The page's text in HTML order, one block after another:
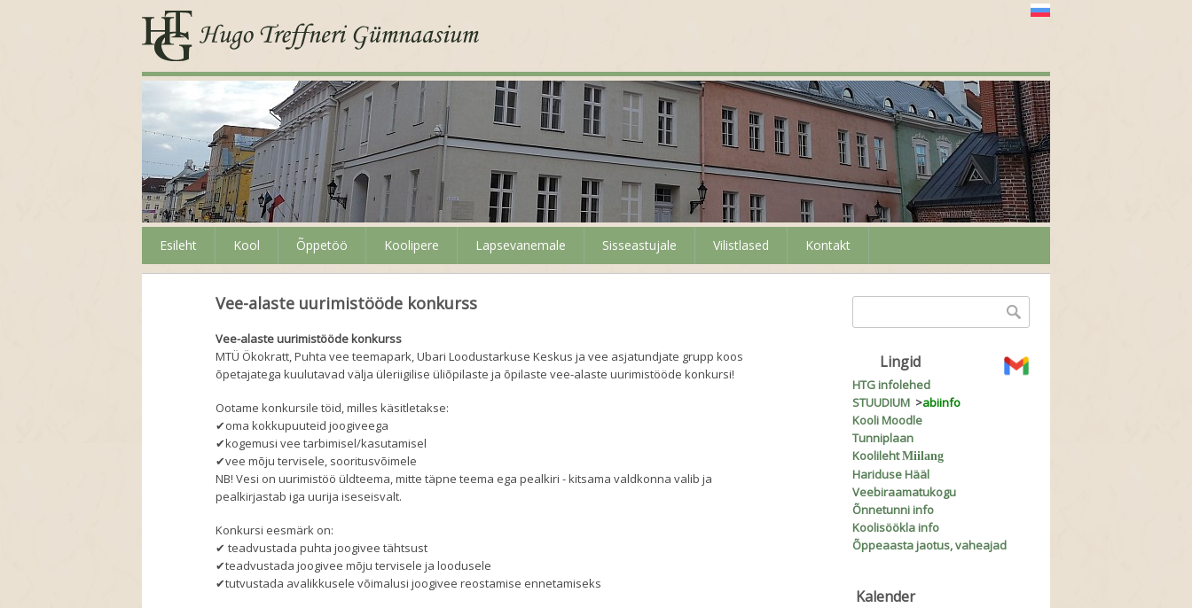
Esileht Kool Õppetöö Koolipere Lapsevanemale Sisseastujale Vilistlased Kontakt
Vee-alaste uurimistööde konkurss
Vee-alaste uurimistööde konkurss
MTÜ Ökokratt, Puhta vee teemapark, Ubari Loodustarkuse Keskus ja vee asjatundjate grupp koos
õpetajatega kuulutavad välja üleriigilise üliõpilaste ja õpilaste vee-alaste uurimistööde konkursi!
Ootame konkursile töid, milles käsitletakse:
✔oma kokkupuuteid joogiveega
✔kogemusi vee tarbimisel/kasutamisel
✔vee mõju tervisele, sooritusvõimele
NB! Vesi on uurimistöö üldteema, mitte täpne teema ega pealkiri - kitsama valdkonna valib ja
pealkirjastab iga uurija iseseisvalt.
Konkursi eesmärk on:
✔ teadvustada puhta joogivee tähtsust
✔teadvustada joogivee mõju tervisele ja loodusele
✔tutvustada avalikkusele võimalusi joogivee reostamise ennetamiseks
Otsinguvorm
Lingid
HTG infolehed
STUUDIUM >abiinfo
Kooli Moodle
Tunniplaan
KoolilehtMiilang
Hariduse Hääl
Veebiraamatukogu
Õnnetunni info
Koolisöökla info
Õppeaasta jaotus, vaheajad
Kalender